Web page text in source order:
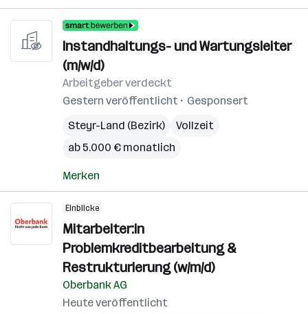
Instandhaltungs- und Wartungsleiter
(m/w/d)
Arbeitgeber verdeckt
Gestern veröffentlicht
Gesponsert
Steyr-Land (Bezirk)
Vollzeit
ab 5.000 € monatlich
Merken
Einblicke
Mitarbeiter:in
Problemkreditbearbeitung &
Restrukturierung (w/m/d)
Oberbank AG
Heute veröffentlicht